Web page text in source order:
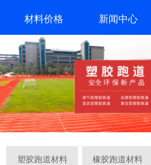
材料价格 新闻中心
塑胶跑道材料 橡胶跑道材料